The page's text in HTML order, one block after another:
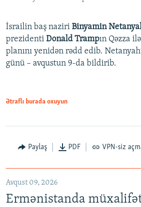
İsrailin baş naziri Binyamin
prezidenti Donald Trampın Qəzza
planını yenidən rədd edib.
günü – avqustun 9-da bildirib.
Ətraflı burada oxuyun
Paylaş PDF VPN-siz
Avqust 09, 2026
Ermənistanda